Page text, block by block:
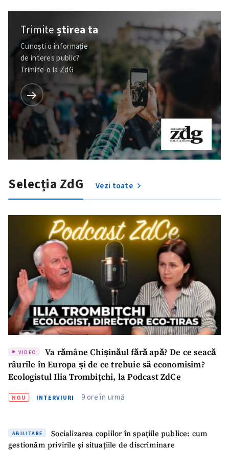
Trimiteștirea ta
Cunoști o informație
de interes public?
Trimite-o la ZdG
Selecția ZdG Vezi toate
VIDEO
Va rămâne Chișinăul fără apă? De ce seacă
râurile în Europa și de ce trebuie să economisim?
Ecologistul Ilia Trombițchi, la Podcast ZdCe
NOU INTERVIURI 9 ore în urmă
ABILITARE
Socializarea copiilor în spațiile publice: cum
gestionăm privirile și situațiile de discriminare